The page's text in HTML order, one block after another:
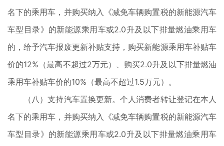
名下的乘用车，并购买纳入《减免车辆购置税的新能源汽车
车型目录》的新能源乘用车或2.0升及以下排量燃油乘用车
的，给予汽车报废更新补贴支持，购买新能源乘用车补贴车
价的12%（最高不超过2万元）、购买2.0升及以下排量燃油
乘用车补贴车价的10%（最高不超过1.5万元）。
（八）支持汽车置换更新。个人消费者转让登记在本人
名下的乘用车，并购买纳入《减免车辆购置税的新能源汽车
车型目录》的新能源乘用车或2.0升及以下排量燃油乘用车